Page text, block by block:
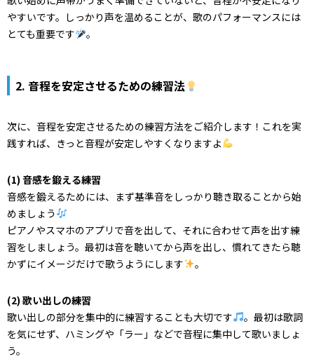
やすいです。しっかり声を温めることが、歌のパフォーマンスには
とても重要です
。
2. 音程を安定させるための練習法
次に、音程を安定させるための練習方法をご紹介します！これを実
践すれば、きっと音程が安定しやすくなりますよ
(1) 音感を鍛える練習
音感を鍛えるためには、まず基準音をしっかり聴き取ることから始
めましょう
ピアノやスマホのアプリで音を出して、それに合わせて声を出す練
習をしましょう。最初は音を聴いてから声を出し、慣れてきたら聴
かずにイメージだけで歌うようにします
。
(2) 歌い出しの練習
歌い出しの部分を集中的に練習することも大切です
。最初は歌詞
を気にせず、ハミングや「ラー」などで音程に集中して歌いましょ
う。